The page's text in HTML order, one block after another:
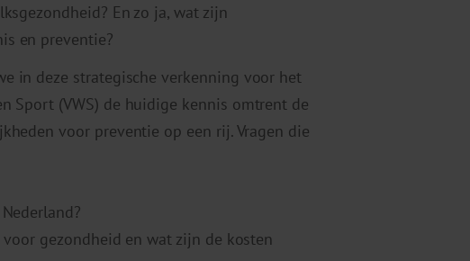
En zo ja, wat zijn
en preventie?
in deze strategische verkenning voor het
Sport (VWS) de huidige kennis omtrent de
voor preventie op een rij. Vragen die
gezondheid en wat zijn de kosten